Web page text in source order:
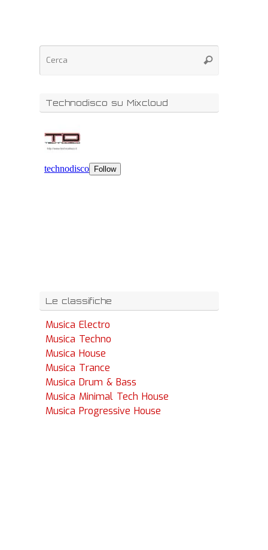
Technodisco su Mixcloud
Le classifiche
Musica Electro
Musica Techno
Musica House
Musica Trance
Musica Drum & Bass
Musica Minimal Tech House
Musica Progressive House